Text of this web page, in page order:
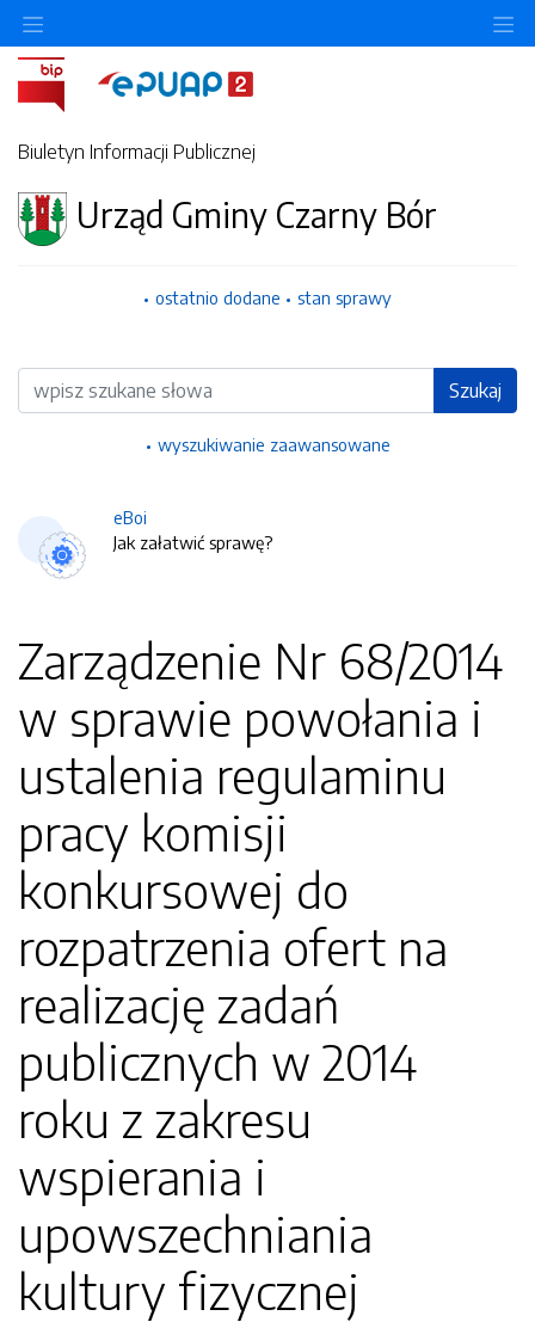
Biuletyn Informacji Publicznej
Urząd Gminy Czarny Bór
ostatnio dodane stan sprawy
Wyszukiwarka Szukaj
wyszukiwanie zaawansowane
eBoi
Jak załatwić sprawę?
Zarządzenie Nr 68/2014
w sprawie powołania i
ustalenia regulaminu
pracy komisji
konkursowej do
rozpatrzenia ofert na
realizację zadań
publicznych w 2014
roku z zakresu
wspierania i
upowszechniania
kultury fizycznej